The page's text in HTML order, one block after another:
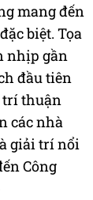
mang đến
biệt. Tọa
nhịp gần
đầu tiên
trí thuận
các nhà
giải trí nổi
Công